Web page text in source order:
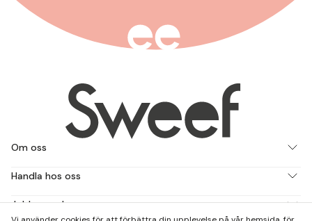
Om oss
Handla hos oss
Jobba med oss